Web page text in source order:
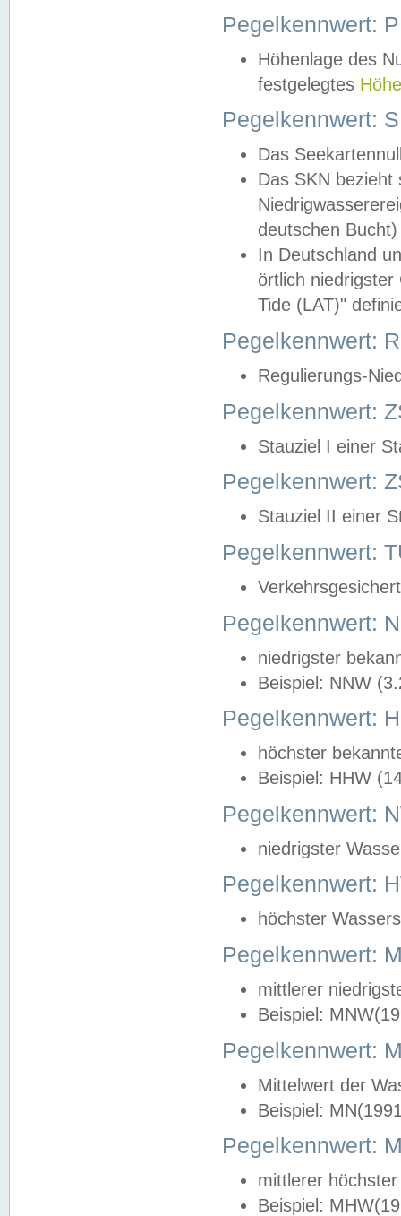
Pegelkennwert:
Höhenlage des
festgelegtes
Pegelkennwert:
Das
Das SKN
deutschen
In Deutschland
örtlich
Tide (LAT)"
Pegelkennwert:
Regulierungs-
Pegelkennwert:
Stauziel I einer
Pegelkennwert:
Stauziel II einer
Pegelkennwert:
Pegelkennwert:
niedrigster
Beispiel: NNW
Pegelkennwert:
höchster
Beispiel: HHW
Pegelkennwert:
niedrigster
Pegelkennwert:
höchster
Pegelkennwert:
mittlerer
Beispiel:
Pegelkennwert:
Mittelwert der
Beispiel:
Pegelkennwert:
mittlerer
Beispiel: